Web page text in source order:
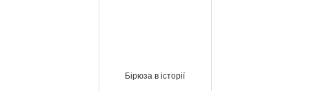
Бірюза в історії